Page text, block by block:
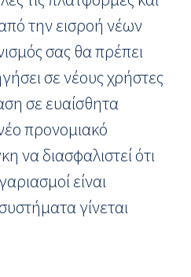
την εισροή νέων
σας θα πρέπει
σε νέους χρήστες
σε ευαίσθητα
προνομιακό
να διασφαλιστεί ότι
είναι
γίνεται